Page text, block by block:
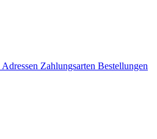
Adressen Zahlungsarten Bestellungen